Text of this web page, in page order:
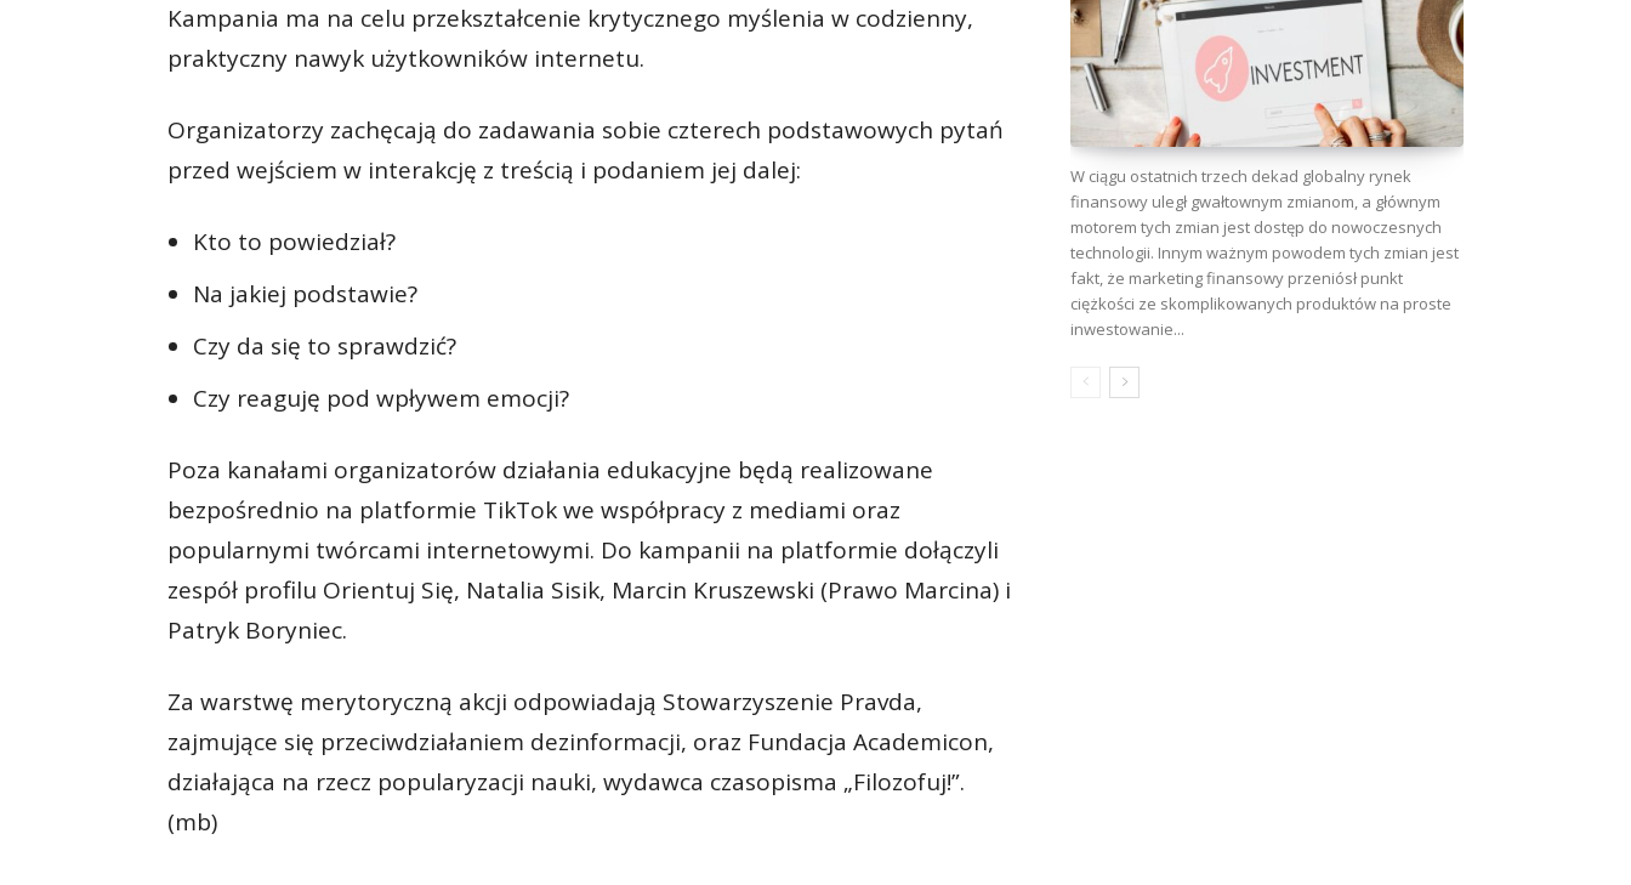
Kampania ma na celu przekształcenie krytycznego myślenia w codzienny,
praktyczny nawyk użytkowników internetu.
Organizatorzy zachęcają do zadawania sobie czterech podstawowych pytań
przed wejściem w interakcję z treścią i podaniem jej dalej:
Kto to powiedział?
Na jakiej podstawie?
Czy da się to sprawdzić?
Czy reaguję pod wpływem emocji?
Poza kanałami organizatorów działania edukacyjne będą realizowane
bezpośrednio na platformie TikTok we współpracy z mediami oraz
popularnymi twórcami internetowymi. Do kampanii na platformie dołączyli
zespół profilu Orientuj Się, Natalia Sisik, Marcin Kruszewski (Prawo Marcina) i
Patryk Boryniec.
Za warstwę merytoryczną akcji odpowiadają Stowarzyszenie Pravda,
zajmujące się przeciwdziałaniem dezinformacji, oraz Fundacja Academicon,
działająca na rzecz popularyzacji nauki, wydawca czasopisma „Filozofuj!”.
(mb)
W ciągu ostatnich trzech dekad globalny rynek
finansowy uległ gwałtownym zmianom, a głównym
motorem tych zmian jest dostęp do nowoczesnych
technologii. Innym ważnym powodem tych zmian jest
fakt, że marketing finansowy przeniósł punkt
ciężkości ze skomplikowanych produktów na proste
inwestowanie...